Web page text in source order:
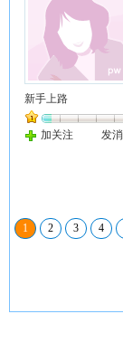
新手上路
加关注 发
1 2 3 4